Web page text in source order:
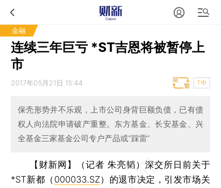
金融
连续三年巨亏 *ST吉恩将被暂停上
市
2017年05月21日 15:44 T中
保壳形势并不乐观，上市公司身背巨额负债，已有债
权人向法院申请破产重整。东方基金、长安基金、兴
全基金三家基金公司专户产品或“踩雷”
【财新网】（记者 朱亮韬） 深交所日前关于
*ST新都（ 000033.SZ）的退市决定，引发市场关